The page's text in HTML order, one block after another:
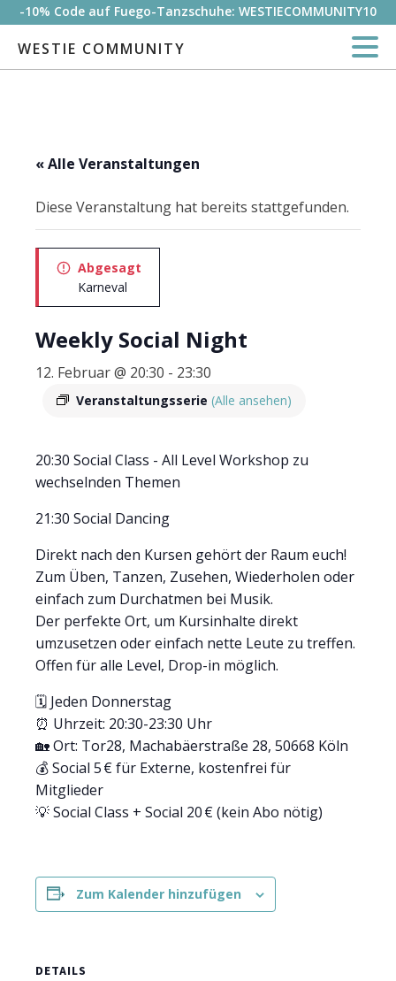
-10% Code auf Fuego-Tanzschuhe: WESTIECOMMUNITY10
WESTIE COMMUNITY
« Alle Veranstaltungen
Diese Veranstaltung hat bereits stattgefunden.
Abgesagt
Karneval
Weekly Social Night
12. Februar @ 20:30 - 23:30
Veranstaltungsserie (Alle ansehen)
20:30 Social Class - All Level Workshop zu
wechselnden Themen
21:30 Social Dancing
Direkt nach den Kursen gehört der Raum euch!
Zum Üben, Tanzen, Zusehen, Wiederholen oder
einfach zum Durchatmen bei Musik.
Der perfekte Ort, um Kursinhalte direkt
umzusetzen oder einfach nette Leute zu treffen.
Offen für alle Level, Drop-in möglich.
🗓 Jeden Donnerstag
⏰ Uhrzeit: 20:30-23:30 Uhr
🏡 Ort: Tor28, Machabäerstraße 28, 50668 Köln
💰 Social 5 € für Externe, kostenfrei für
Mitglieder
💡 Social Class + Social 20 € (kein Abo nötig)
Zum Kalender hinzufügen
DETAILS